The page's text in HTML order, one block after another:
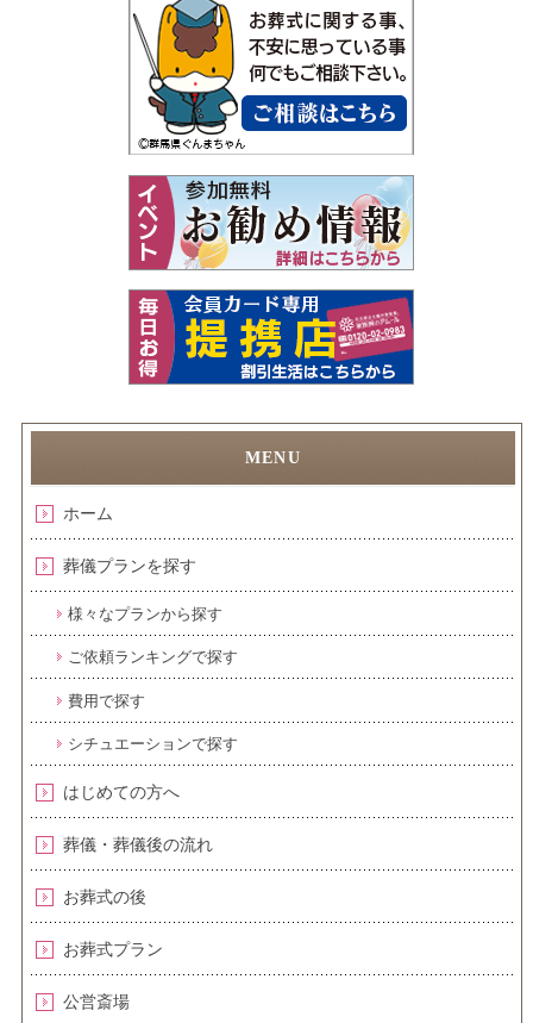
ホーム
葬儀プランを探す
様々なプランから探す
ご依頼ランキングで探す
費用で探す
シチュエーションで探す
はじめての方へ
葬儀・葬儀後の流れ
お葬式の後
お葬式プラン
公営斎場